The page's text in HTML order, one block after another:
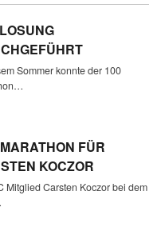
Sommer konnte der 100
FÜR
KOCZOR
Mitglied Carsten Koczor bei dem